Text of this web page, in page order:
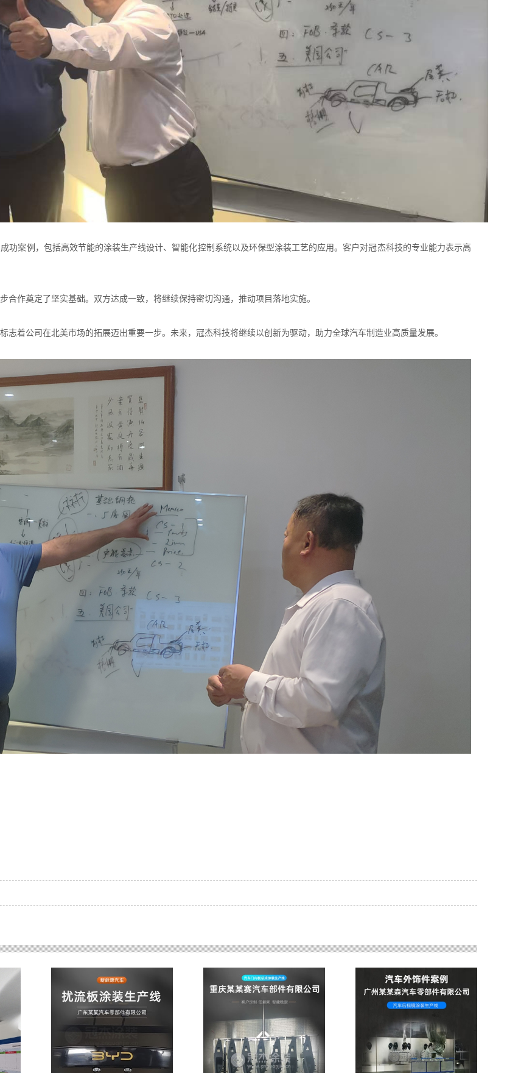
功案例，包括高效节能的涂装生产线设计、智能化控制系统以及环保型涂装工艺的应用。客户对冠杰科技的专业能力表示高
合作奠定了坚实基础。双方达成一致，将继续保持密切沟通，推动项目落地实施。
志着公司在北美市场的拓展迈出重要一步。未来，冠杰科技将继续以创新为驱动，助力全球汽车制造业高质量发展。